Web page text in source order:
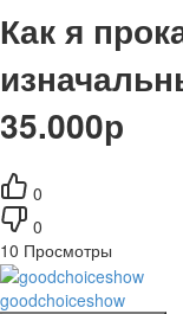
Как я
35.000р
0
0
10 Просмотры
goodchoiceshow